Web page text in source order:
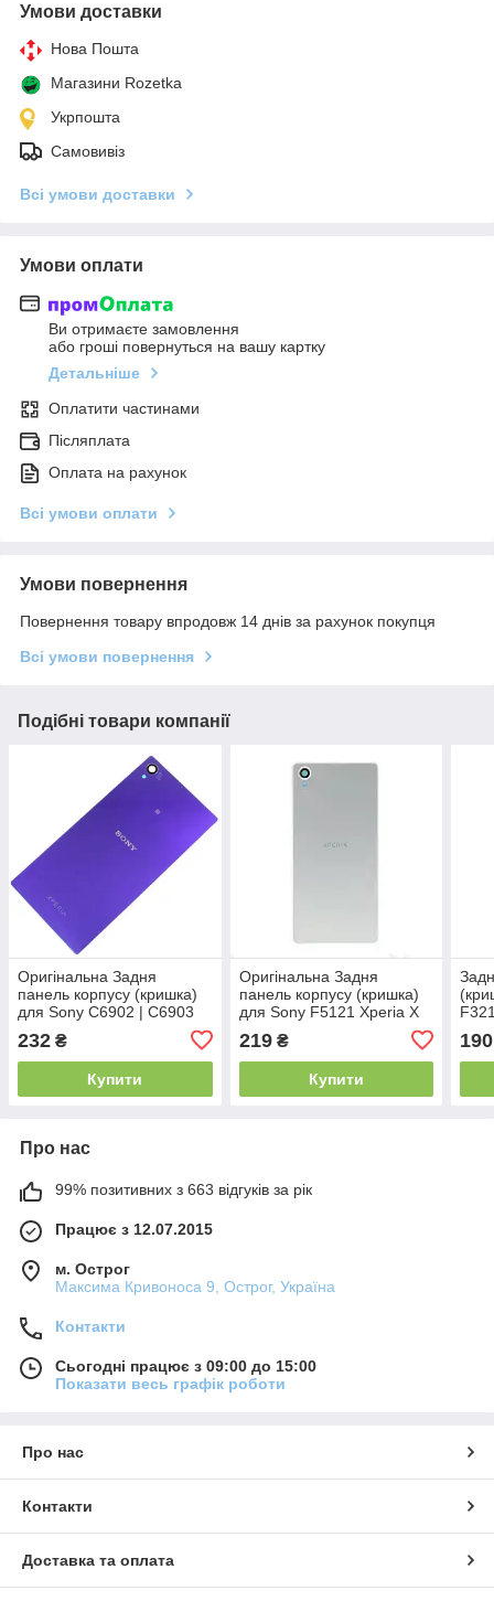
Умови доставки
Нова Пошта
Магазини Rozetka
Укрпошта
Самовивіз
Всі умови доставки
Умови оплати
Ви отримаєте замовлення
або гроші повернуться на вашу картку
Детальніше
Оплатити частинами
Післяплата
Оплата на рахунок
Всі умови оплати
Умови повернення
Повернення товару впродовж 14 днів за рахунок покупця
Всі умови повернення
Подібні товари компанії
Оригінальна Задня
панель корпусу (кришка)
для Sony C6902 | C6903
(Фіолетова)
232 ₴
Купити
Оригінальна Задня
панель корпусу (кришка)
для Sony F5121 Xperia X
Dual | F5122 (Срібляста)
219₴
Купити
190
Про нас
99% позитивних з 663 відгуків за рік
Працює з 12.07.2015
м. Острог
Максима Кривоноса 9, Острог, Україна
Контакти
Сьогодні працює з 09:00 до 15:00
Показати весь графік роботи
Про нас
Контакти
Доставка та оплата